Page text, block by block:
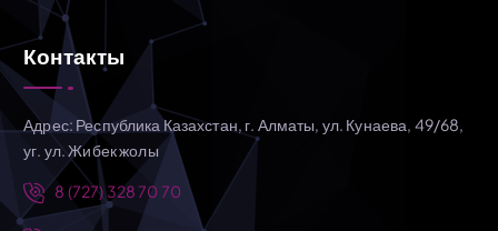
Контакты
Адрес: Республика Казахстан, г. Алматы, ул. Кунаева, 49/68,
уг. ул. Жибек жолы
8 (727) 328 70 70